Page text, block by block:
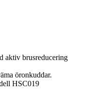
aktiv brusreducering
öronkuddar.
HSC019